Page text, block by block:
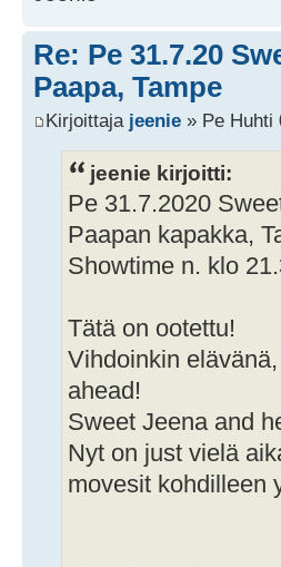
Re: Pe 31.7.20
Paapa, Tampe
Kirjoittaja jeenie » Pe Huhti
jeenie kirjoitti:
Pe 31.7.2020
Paapan kapakka,
Showtime n. klo
Tätä on ootettu!
Vihdoinkin
ahead!
Sweet Jeena and
Nyt on just vielä
movesit kohdilleen